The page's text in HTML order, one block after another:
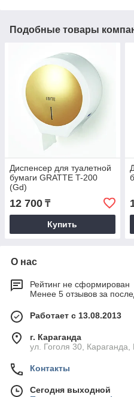
Подобные товары
Диспенсер для туалетной
бумаги GRATTE T-200
(Gd)
12 700 ₸
Купить
О нас
Рейтинг не сформирован
Менее 5 отзывов за
Работает с 13.08.2013
г. Караганда
ул. Гоголя 30, Караганда,
Контакты
Сегодня выходной